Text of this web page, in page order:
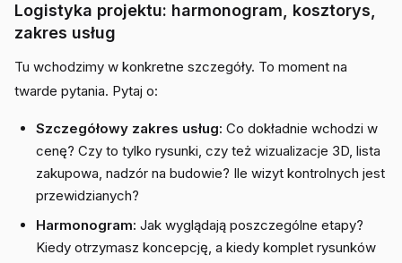
Logistyka projektu: harmonogram, kosztorys,
zakres usług
Tu wchodzimy w konkretne szczegóły. To moment na
twarde pytania. Pytaj o:
Szczegółowy zakres usług: Co dokładnie wchodzi w
cenę? Czy to tylko rysunki, czy też wizualizacje 3D, lista
zakupowa, nadzór na budowie? Ile wizyt kontrolnych jest
przewidzianych?
Harmonogram: Jak wyglądają poszczególne etapy?
Kiedy otrzymasz koncepcję, a kiedy komplet rysunków